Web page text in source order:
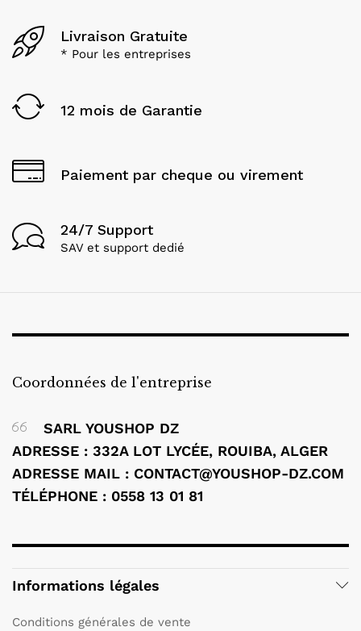
Livraison Gratuite
* Pour les entreprises
12 mois de Garantie
Paiement par cheque ou virement
24/7 Support
SAV et support dedié
Coordonnées de l'entreprise
SARL YOUSHOP DZ
ADRESSE : 332A LOT LYCÉE, ROUIBA, ALGER
ADRESSE MAIL : CONTACT@YOUSHOP-DZ.COM
TÉLÉPHONE : 0558 13 01 81
Informations légales
Conditions générales de vente